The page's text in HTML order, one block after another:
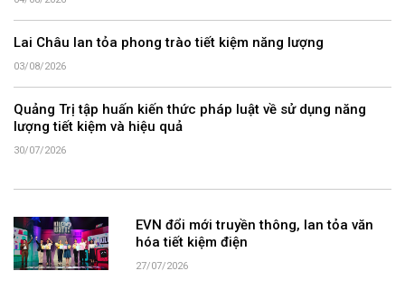
Lai Châu lan tỏa phong trào tiết kiệm năng lượng
03/08/2026
Quảng Trị tập huấn kiến thức pháp luật về sử dụng năng
lượng tiết kiệm và hiệu quả
30/07/2026
EVN đổi mới truyền thông, lan tỏa văn
hóa tiết kiệm điện
27/07/2026